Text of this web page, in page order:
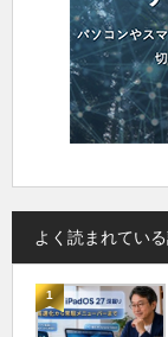
よく読まれてい
1